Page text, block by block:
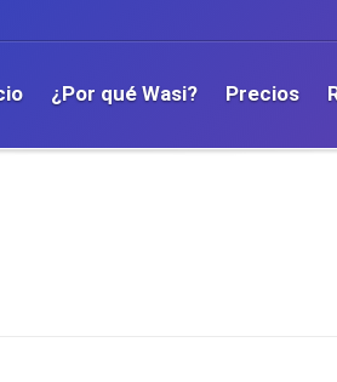
¿Por qué Wasi? Precios